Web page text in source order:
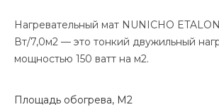
Нагревательный мат NUNICHO
Вт/7,0м2 — это тонкий двужильный
мощностью 150 ватт на м2.
Площадь обогрева, М2